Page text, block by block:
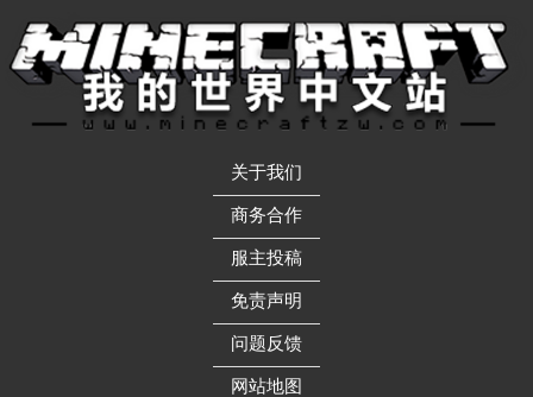
关于我们
——————
商务合作
——————
服主投稿
——————
免责声明
——————
问题反馈
——————
网站地图